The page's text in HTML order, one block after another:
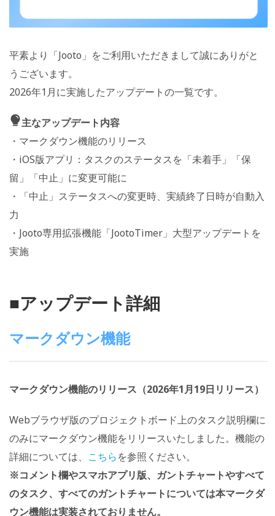
平素より「Jooto」をご利用いただきまして誠にありがと
うございます。
2026年1月に実施したアップデートの一覧です。
主なアップデート内容
・マークダウン機能のリリース
・iOS版アプリ：タスクのステータスを「未着手」「保
留」「中止」に変更可能に
・「中止」ステータスへの変更時、実績終了日時が自動入
力
・Jooto専用拡張機能「JootoTimer」大型アップデートを
実施
■アップデート詳細
マークダウン機能
マークダウン機能のリリース（2026年1月19日リリース）
Webブラウザ版のプロジェクトボード上のタスク説明欄に
のみにマークダウン機能をリリースいたしました。機能の
詳細については、 こちらを参照ください。
※コメント欄やスマホアプリ版、ガントチャートやすべて
のタスク、すべてのガントチャートについては本マークダ
ウン機能は実装されておりません。